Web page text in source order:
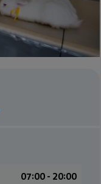
07:00 ­- 20:00